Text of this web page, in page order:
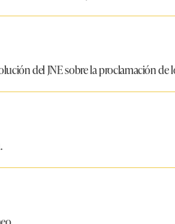
del JNE sobre la proclamación de